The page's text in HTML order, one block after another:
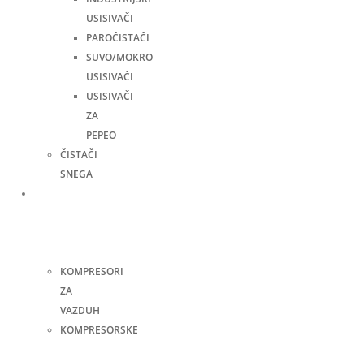
USISIVAČI
PAROČISTAČI
SUVO/MOKRO
USISIVAČI
USISIVAČI
ZA
PEPEO
ČISTAČI
SNEGA
KOMPRESORI
ZA
VAZDUH
KOMPRESORSKE